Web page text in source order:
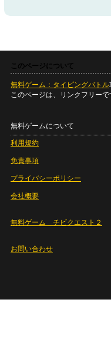
このページについて
無料ゲーム：タイピングバトル
このページは、リンクフリー
無料ゲームについて
利用規約
免責事項
プライバシーポリシー
会社概要
無料ゲーム チビクエスト２
お問い合わせ